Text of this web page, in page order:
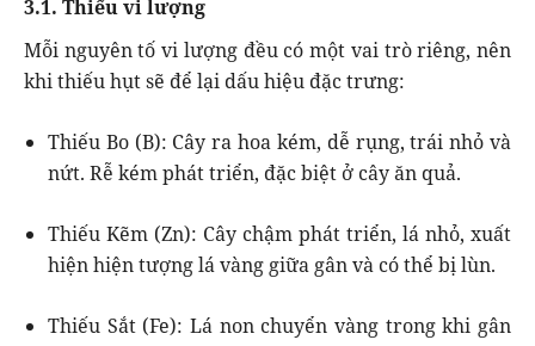
3.1. Thiếu vi lượng
Mỗi nguyên tố vi lượng đều có một vai trò riêng, nên
khi thiếu hụt sẽ để lại dấu hiệu đặc trưng:
Thiếu Bo (B): Cây ra hoa kém, dễ rụng, trái nhỏ và
nứt. Rễ kém phát triển, đặc biệt ở cây ăn quả.
Thiếu Kẽm (Zn): Cây chậm phát triển, lá nhỏ, xuất
hiện hiện tượng lá vàng giữa gân và có thể bị lùn.
Thiếu Sắt (Fe): Lá non chuyển vàng trong khi gân